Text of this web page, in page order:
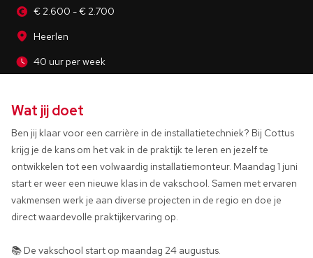
€ 2.600 - € 2.700
Heerlen
40 uur per week
Wat jij doet
Ben jij klaar voor een carrière in de installatietechniek? Bij Cottus
krijg je de kans om het vak in de praktijk te leren en jezelf te
ontwikkelen tot een volwaardig installatiemonteur. Maandag 1 juni
start er weer een nieuwe klas in de vakschool. Samen met ervaren
vakmensen werk je aan diverse projecten in de regio en doe je
direct waardevolle praktijkervaring op.
📚 De vakschool start op maandag 24 augustus.